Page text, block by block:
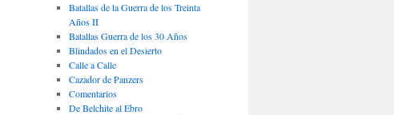
Batallas de la Guerra de los Treinta
Años II
Batallas Guerra de los 30 Años
Blindados en el Desierto
Calle a Calle
Cazador de Panzers
Comentarios
De Belchite al Ebro